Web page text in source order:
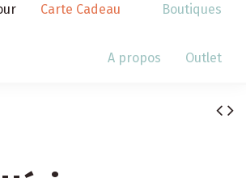
Carte Cadeau Boutiques
Outlet
A propos